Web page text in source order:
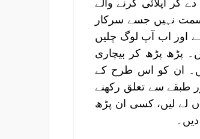
کر اپلائی کرنے والے
نہیں جسے سرکار
ہے اور اب آپ لوگ چلیں
پڑھ پڑھ کر بیچاری
ان کو اس طرح کے
طبقے سے تعلق رکھنے
لے لیں، کسی ان پڑھ